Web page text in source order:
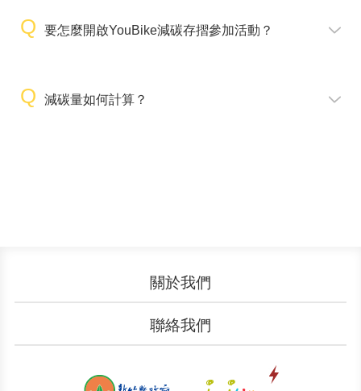
要怎麼開啟YouBike減碳存摺參加活動？
減碳量如何計算？
關於我們
加入我們
聯絡我們
廣告刊登